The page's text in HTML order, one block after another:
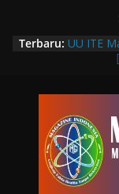
Terbaru: UU ITE
Dipidana
Digital
Wakil
Kota
Terapis
Langkah
Tenaga